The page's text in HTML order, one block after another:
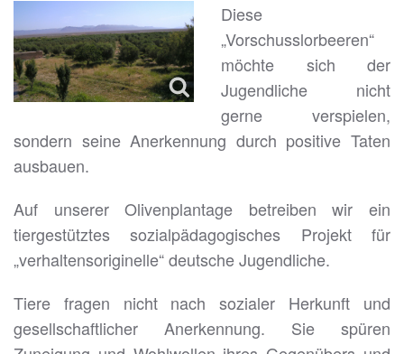
Diese
„Vorschusslorbeeren“
möchte sich der
Jugendliche nicht
gerne verspielen,
sondern seine Anerkennung durch positive Taten
ausbauen.
Auf unserer Olivenplantage betreiben wir ein
tiergestütztes sozialpädagogisches Projekt für
„verhaltensoriginelle“ deutsche Jugendliche.
Tiere fragen nicht nach sozialer Herkunft und
gesellschaftlicher Anerkennung. Sie spüren